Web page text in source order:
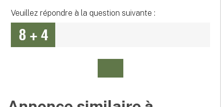
Veuillez répondre à la question suivante :